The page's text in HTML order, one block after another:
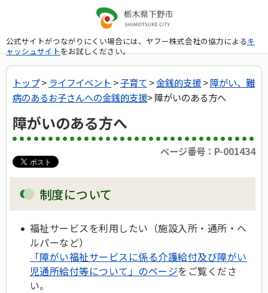
公式サイトがつながりにくい場合には、ヤフー株式会社の協力によるキ
ャッシュサイトをお試しください。
トップ> ライフイベント >子育て >金銭的支援>障がい、難
病のあるお子さんへの金銭的支援> 障がいのある方へ
障がいのある方へ
ページ番号：P-001434
制度について
福祉サービスを利用したい（施設入所・通所・ヘ
ルパーなど）
「障がい福祉サービスに係る介護給付及び障がい
児通所給付等について」のページをご覧くださ
い。